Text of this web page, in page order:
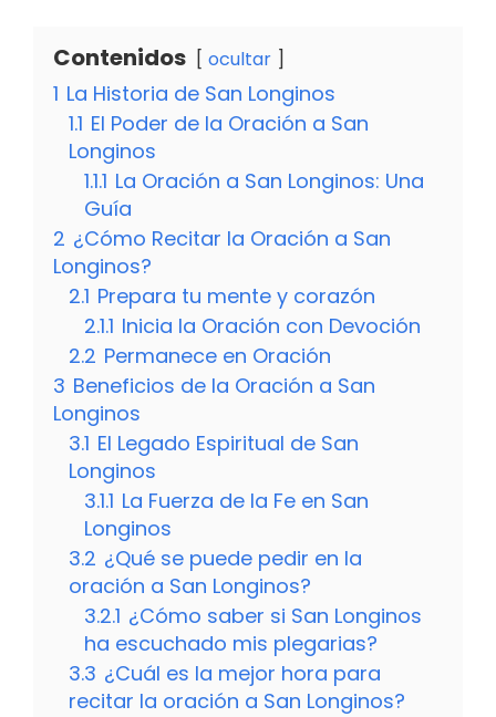
Contenidos ocultar
1 La Historia de San Longinos
1.1 El Poder de la Oración a San
Longinos
1.1.1 La Oración a San Longinos: Una
Guía
2 ¿Cómo Recitar la Oración a San
Longinos?
2.1 Prepara tu mente y corazón
2.1.1 Inicia la Oración con Devoción
2.2 Permanece en Oración
3 Beneficios de la Oración a San
Longinos
3.1 El Legado Espiritual de San
Longinos
3.1.1 La Fuerza de la Fe en San
Longinos
3.2 ¿Qué se puede pedir en la
oración a San Longinos?
3.2.1 ¿Cómo saber si San Longinos
ha escuchado mis plegarias?
3.3 ¿Cuál es la mejor hora para
recitar la oración a San Longinos?